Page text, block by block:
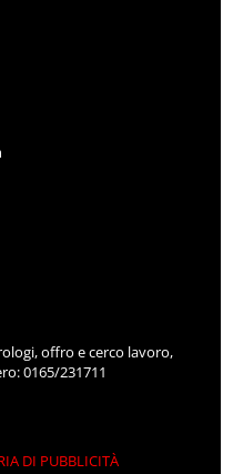
offro e cerco lavoro,
0165/231711
DI PUBBLICITÀ